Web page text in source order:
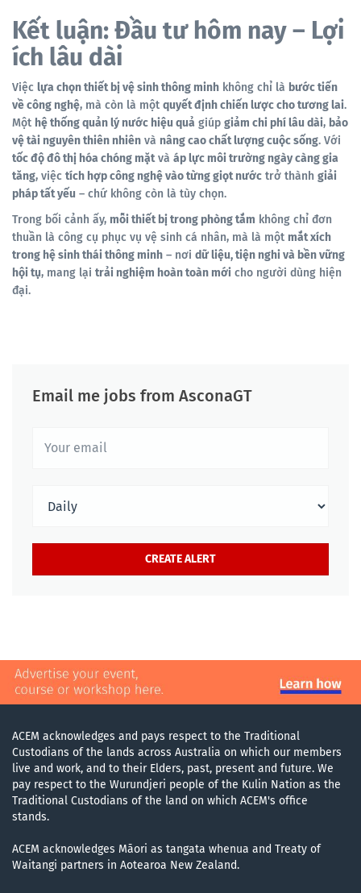
Kết luận: Đầu tư hôm nay – Lợi
ích lâu dài
Việc lựa chọn thiết bị vệ sinh thông minh không chỉ là bước tiến
về công nghệ, mà còn là một quyết định chiến lược cho tương lai.
Một hệ thống quản lý nước hiệu quả giúp giảm chi phí lâu dài, bảo
vệ tài nguyên thiên nhiên và nâng cao chất lượng cuộc sống. Với
tốc độ đô thị hóa chóng mặtvà áp lực môi trường ngày càng gia
tăng, việc tích hợp công nghệ vào từng giọt nước trở thành giải
pháp tất yếu – chứ không còn là tùy chọn.
Trong bối cảnh ấy, mỗi thiết bị trong phòng tắm không chỉ đơn
thuần là công cụ phục vụ vệ sinh cá nhân, mà là một mắt xích
trong hệ sinh thái thông minh – nơi dữ liệu, tiện nghi và bền vững
hội tụ, mang lại trải nghiệm hoàn toàn mới cho người dùng hiện
đại.
Email me jobs from AsconaGT
ACEM acknowledges and pays respect to the Traditional
Custodians of the lands across Australia on which our members
live and work, and to their Elders, past, present and future. We
pay respect to the Wurundjeri people of the Kulin Nation as the
Traditional Custodians of the land on which ACEM's office
stands.
ACEM acknowledges Māori as tangata whenua and Treaty of
Waitangi partners in Aotearoa New Zealand.